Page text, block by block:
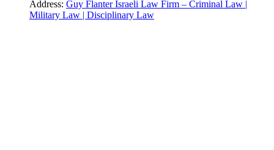
Address: Guy Flanter Israeli Law Firm – Criminal Law |
Military Law | Disciplinary Law